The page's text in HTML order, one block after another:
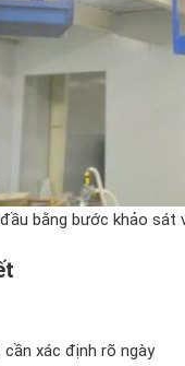
bằng bước khảo sát
cần xác định rõ ngày